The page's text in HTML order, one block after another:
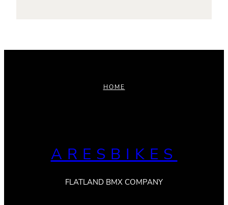
HOME
ARESBIKES
FLATLAND BMX COMPANY